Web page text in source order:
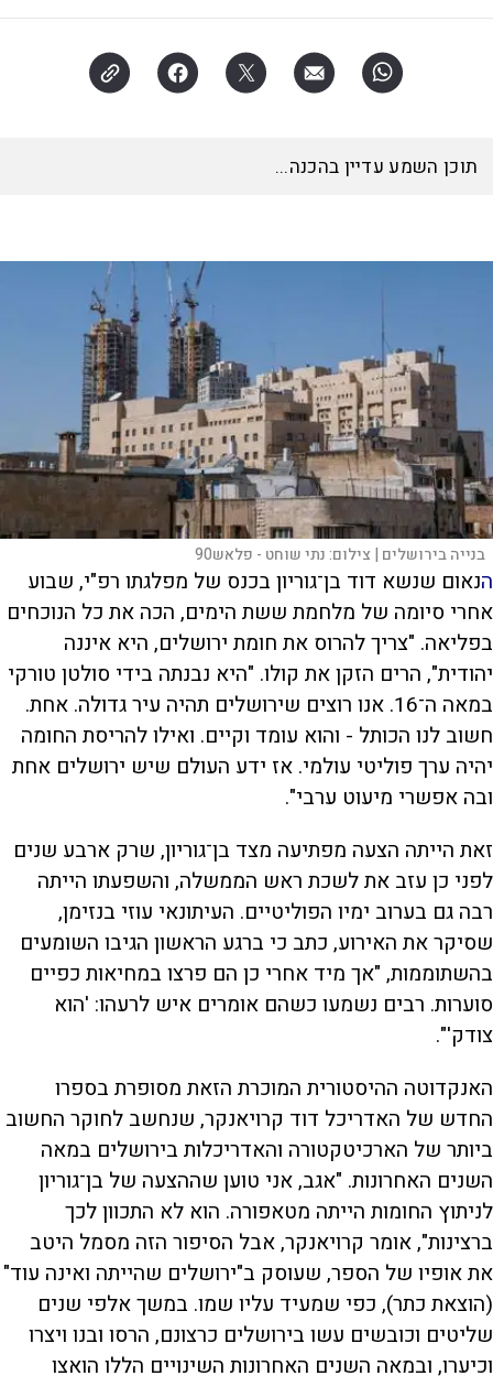
תוכן השמע עדיין בהכנה...
בנייה בירושלים | צילום:נתי שוחט - פלאש90
הנאום שנשא דוד בן־גוריון בכנס של מפלגתו רפ"י, שבוע
אחרי סיומה של מלחמת ששת הימים, הכה את כל הנוכחים
בפליאה. "צריך להרוס את חומת ירושלים, היא איננה
יהודית", הרים הזקן את קולו. "היא נבנתה בידי סולטן טורקי
במאה ה־16. אנו רוצים שירושלים תהיה עיר גדולה. אחת.
חשוב לנו הכותל - והוא עומד וקיים. ואילו להריסת החומה
יהיה ערך פוליטי עולמי. אז ידע העולם שיש ירושלים אחת
ובה אפשרי מיעוט ערבי".
זאת הייתה הצעה מפתיעה מצד בן־גוריון, שרק ארבע שנים
לפני כן עזב את לשכת ראש הממשלה, והשפעתו הייתה
רבה גם בערוב ימיו הפוליטיים. העיתונאי עוזי בנזימן,
שסיקר את האירוע, כתב כי ברגע הראשון הגיבו השומעים
בהשתוממות, "אך מיד אחרי כן הם פרצו במחיאות כפיים
סוערות. רבים נשמעו כשהם אומרים איש לרעהו: 'הוא
צודק'".
האנקדוטה ההיסטורית המוכרת הזאת מסופרת בספרו
החדש של האדריכל דוד קרויאנקר, שנחשב לחוקר החשוב
ביותר של הארכיטקטורה והאדריכלות בירושלים במאה
השנים האחרונות. "אגב, אני טוען שההצעה של בן־גוריון
לניתוץ החומות הייתה מטאפורה. הוא לא התכוון לכך
ברצינות", אומר קרויאנקר, אבל הסיפור הזה מסמל היטב
את אופיו של הספר, שעוסק ב"ירושלים שהייתה ואינה עוד"
(הוצאת כתר), כפי שמעיד עליו שמו. במשך אלפי שנים
שליטים וכובשים עשו בירושלים כרצונם, הרסו ובנו ויצרו
וכיערו, ובמאה השנים האחרונות השינויים הללו הואצו